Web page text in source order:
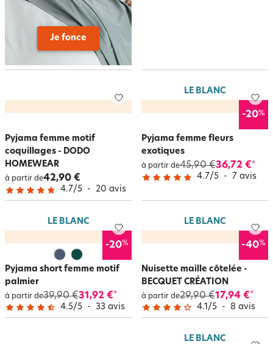
Pyjama femme motif
coquillages - DODO
HOMEWEAR
à partir de42,90 €
4.7/5 - 20 avis
LE BLANC
-20%
Pyjama femme fleurs
exotiques
à partir de45,90 €36,72 €*
4.7/5 - 7 avis
LE BLANC
-20%
Pyjama short femme motif
palmier
à partir de39,90 €31,92 €*
4.5/5 - 33 avis
LE BLANC
-40%
Nuisette maille côtelée -
BECQUET CRÉATION
à partir de29,90 €17,94 €*
4.1 /5 - 8 avis
LE BLANC
Je fonce